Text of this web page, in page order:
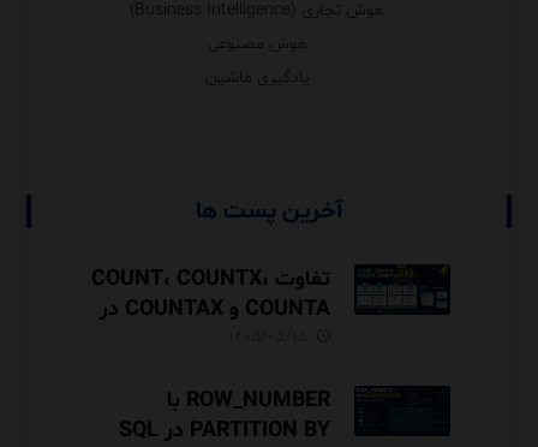
هوش تجاری (Business Intelligence)
هوش مصنوعی
یادگیری ماشین
آخرین پست ها
تفاوت COUNT، COUNTX،
COUNTA و COUNTAX در
ROW_NUMBER با
PARTITION BY در SQL